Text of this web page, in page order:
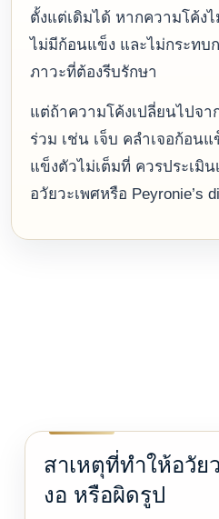
ตั้งแต่เดิมได้ หากความโค้ง
ไม่มีก้อนแข็ง และไม่กระทบ
ภาวะที่ต้องรีบรักษา
แต่ถ้าความโค้งเปลี่ยนไปจา
ร่วม เช่น เจ็บ คลำเจอก้อน
แข็งตัวไม่เต็มที่ ควรประเมิ
อวัยวะเพศหรือ Peyronie’s
สาเหตุที่ทำให้อวัย
งอ หรือผิดรูป